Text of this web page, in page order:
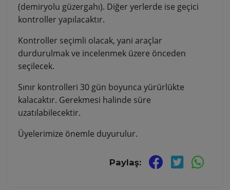
(demiryolu güzergahı). Diğer yerlerde ise geçici
kontroller yapılacaktır.
Kontroller seçimli olacak, yani araçlar
durdurulmak ve incelenmek üzere önceden
seçilecek.
Sınır kontrolleri 30 gün boyunca yürürlükte
kalacaktır. Gerekmesi halinde süre
uzatılabilecektir.
Üyelerimize önemle duyurulur.
Paylaş: